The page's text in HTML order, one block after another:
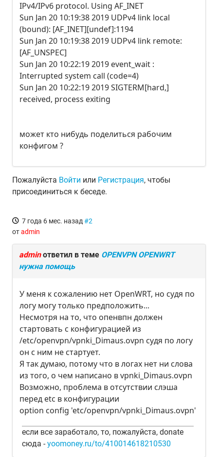
IPv4/IPv6 protocol. Using AF_INET
Sun Jan 20 10:19:38 2019 UDPv4 link local
(bound): [AF_INET][undef]:1194
Sun Jan 20 10:19:38 2019 UDPv4 link remote:
[AF_UNSPEC]
Sun Jan 20 10:22:19 2019 event_wait :
Interrupted system call (code=4)
Sun Jan 20 10:22:19 2019 SIGTERM[hard,]
received, process exiting
может кто нибудь поделиться рабочим
конфигом ?
Пожалуйста Войти или Регистрация, чтобы
присоединиться к беседе.
7 года 6 мес. назад #2
отadmin
adminответил в теме OPENVPN OPENWRT
нужна помощь
У меня к сожалению нет OpenWRT, но судя по
логу могу только предположить...
Несмотря на то, что опенвпн должен
стартовать с конфигурацией из
/etc/openvpn/vpnki_Dimaus.ovpn судя по логу
он с ним не стартует.
Я так думаю, потому что в логах нет ни слова
из того, о чем написано в vpnki_Dimaus.ovpn
Возможно, проблема в отсутствии слэша
перед etc в конфигурации
option config 'etc/openvpn/vpnki_Dimaus.ovpn'
если все заработало, то, пожалуйста, donate
сюда -yoomoney.ru/to/410014618210530